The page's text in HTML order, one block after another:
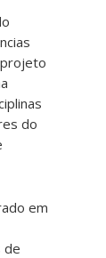
do
em
de